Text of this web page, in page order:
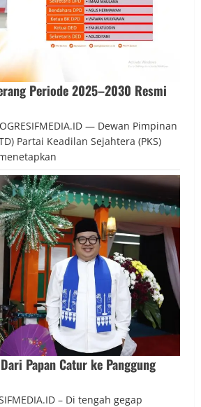
Periode 2025–2030 Resmi
— Dewan Pimpinan
Partai Keadilan Sejahtera (PKS)
Papan Catur ke Panggung
– Di tengah gegap